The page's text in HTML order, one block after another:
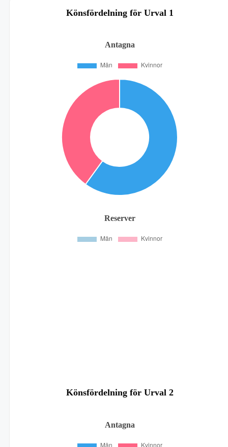
Könsfördelning för Urval 1
Antagna
Reserver
Könsfördelning för Urval 2
Antagna